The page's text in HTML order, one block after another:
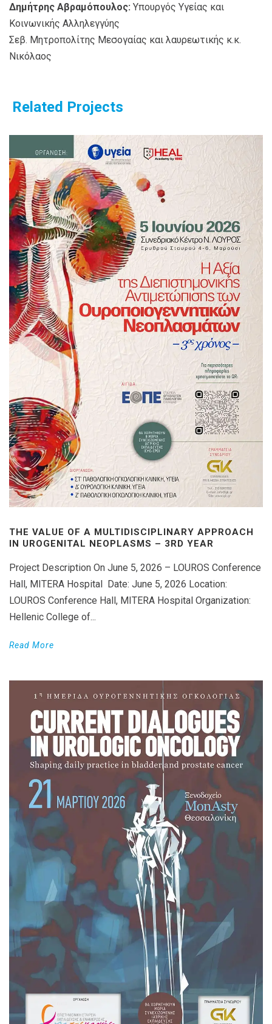
Δημήτρης Αβραμόπουλος: Υπουργός Υγείας και
Κοινωνικής Αλληλεγγύης
Σεβ. Μητροπολίτης Μεσογαίας και λαυρεωτικής κ.κ.
Νικόλαος
Related Projects
THE VALUE OF A MULTIDISCIPLINARY APPROACH
IN UROGENITAL NEOPLASMS – 3RD YEAR
Project Description On June 5, 2026 – LOUROS Conference
Hall, MITERA Hospital Date: June 5, 2026 Location:
LOUROS Conference Hall, MITERA Hospital Organization:
Hellenic College of...
Read More